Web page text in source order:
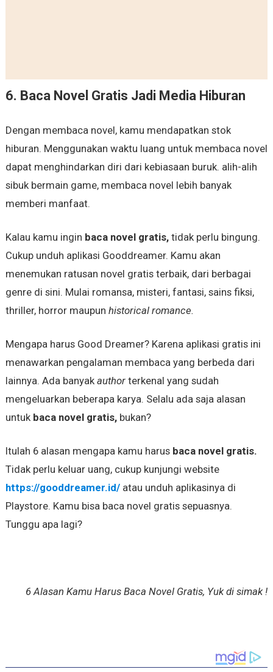
6. Baca Novel Gratis Jadi Media Hiburan
Dengan membaca novel, kamu mendapatkan stok
hiburan. Menggunakan waktu luang untuk membaca novel
dapat menghindarkan diri dari kebiasaan buruk. alih-alih
sibuk bermain game, membaca novel lebih banyak
memberi manfaat.
Kalau kamu ingin baca novel gratis,tidak perlu bingung.
Cukup unduh aplikasi Gooddreamer. Kamu akan
menemukan ratusan novel gratis terbaik, dari berbagai
genre di sini. Mulai romansa, misteri, fantasi, sains fiksi,
thriller, horror maupun historical romance.
Mengapa harus Good Dreamer? Karena aplikasi gratis ini
menawarkan pengalaman membaca yang berbeda dari
lainnya. Ada banyakauthorterkenal yang sudah
mengeluarkan beberapa karya. Selalu ada saja alasan
untuk baca novel gratis,bukan?
Itulah 6 alasan mengapa kamu harus baca novel gratis.
Tidak perlu keluar uang, cukup kunjungi website
https://gooddreamer.id/atau unduh aplikasinya di
Playstore. Kamu bisa baca novel gratis sepuasnya.
Tunggu apa lagi?
6 Alasan Kamu Harus Baca Novel Gratis, Yuk di simak !